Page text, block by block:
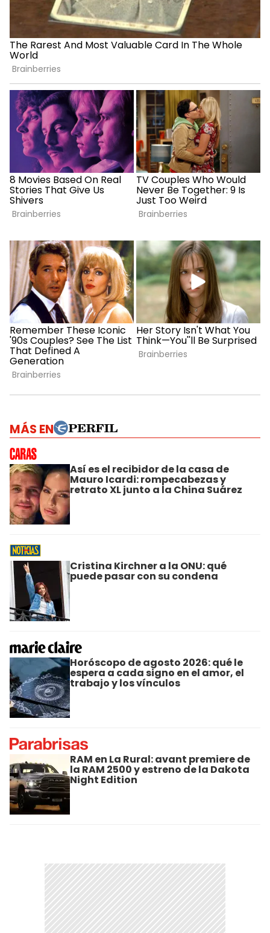
MÁS EN
Así es el recibidor de la casa de
Mauro Icardi: rompecabezas y
retrato XL junto a la China Suárez
Cristina Kirchner a la ONU: qué
puede pasar con su condena
Horóscopo de agosto 2026: qué le
espera a cada signo en el amor, el
trabajo y los vínculos
RAM en La Rural: avant premiere de
la RAM 2500 y estreno de la Dakota
Night Edition